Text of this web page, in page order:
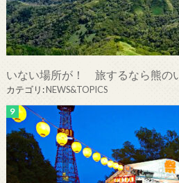
いない場所が！ 旅するなら熊の
カテゴリ:NEWS&TOPICS